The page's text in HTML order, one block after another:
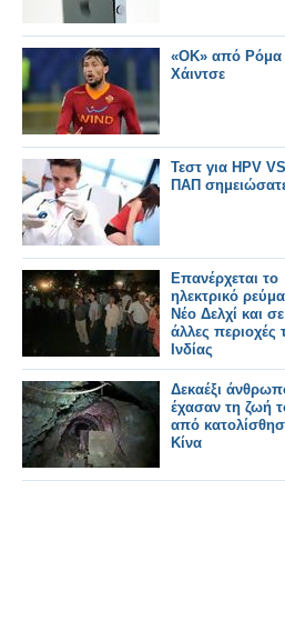
«ΟΚ» από Ρόμα
Χάιντσε
Τεστ για HPV
ΠΑΠ
Επανέρχεται το
ηλεκτρικό
Νέο Δελχί και σε
άλλες περιοχές
Ινδίας
Δεκαέξι
έχασαν τη ζωή
από
Κίνα